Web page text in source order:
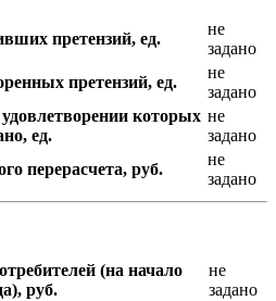
претензий, ед.
не
задано
претензий, ед.
не
задано
которых
ед.
не
задано
перерасчета, руб.
не
задано
(на начало
руб.
не
задано